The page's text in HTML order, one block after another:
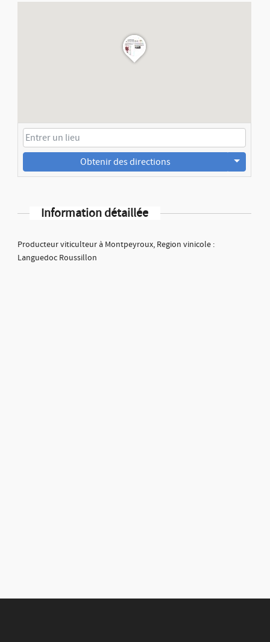
Obtenir des directions
Information détaillée
Producteur viticulteur à Montpeyroux, Region vinicole :
Languedoc Roussillon